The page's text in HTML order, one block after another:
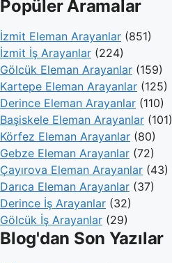
Popüler Aramalar
İzmit Eleman Arayanlar (851)
İzmit İş Arayanlar (224)
Gölcük Eleman Arayanlar (159)
Kartepe Eleman Arayanlar (125)
Derince Eleman Arayanlar (110)
Başiskele Eleman Arayanlar (101)
Körfez Eleman Arayanlar (80)
Gebze Eleman Arayanlar (72)
Çayırova Eleman Arayanlar (43)
Darıca Eleman Arayanlar (37)
Derince İş Arayanlar (32)
Gölcük İş Arayanlar (29)
Blog'dan Son Yazılar